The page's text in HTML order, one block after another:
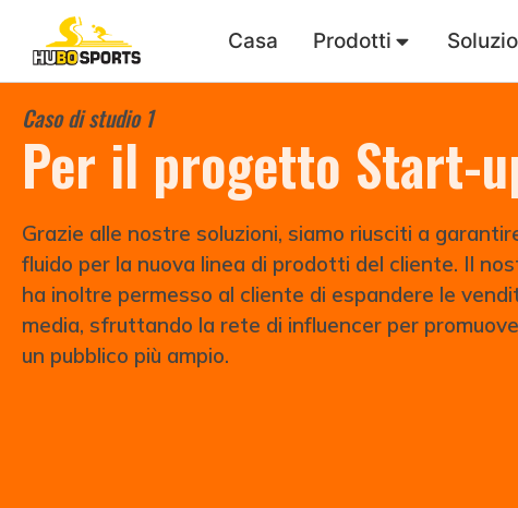
Casa Prodotti
Caso di studio 1
Per il progetto Start-
Grazie alle nostre soluzioni, siamo riusciti a
fluido per la nuova linea di prodotti del cliente. Il
ha inoltre permesso al cliente di espandere le
media, sfruttando la rete di influencer per
un pubblico più ampio.